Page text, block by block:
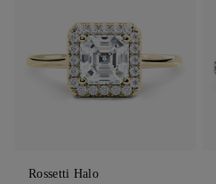
Rossetti Halo